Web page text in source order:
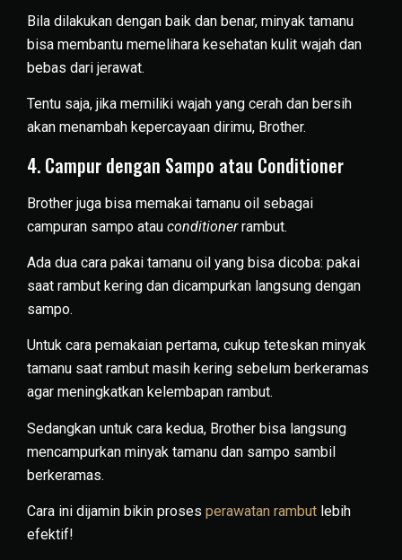
Bila dilakukan dengan baik dan benar, minyak tamanu
bisa membantu memelihara kesehatan kulit wajah dan
bebas dari jerawat.
Tentu saja, jika memiliki wajah yang cerah dan bersih
akan menambah kepercayaan dirimu, Brother.
4. Campur dengan Sampo atau Conditioner
Brother juga bisa memakai tamanu oil sebagai
campuran sampo atau conditionerrambut.
Ada dua cara pakai tamanu oil yang bisa dicoba: pakai
saat rambut kering dan dicampurkan langsung dengan
sampo.
Untuk cara pemakaian pertama, cukup teteskan minyak
tamanu saat rambut masih kering sebelum berkeramas
agar meningkatkan kelembapan rambut.
Sedangkan untuk cara kedua, Brother bisa langsung
mencampurkan minyak tamanu dan sampo sambil
berkeramas.
Cara ini dijamin bikin proses perawatan rambut lebih
efektif!